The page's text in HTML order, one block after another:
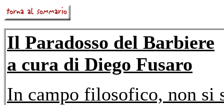
Il Paradosso del Barbiere
a cura di Diego Fusaro
In campo filosofico, non si